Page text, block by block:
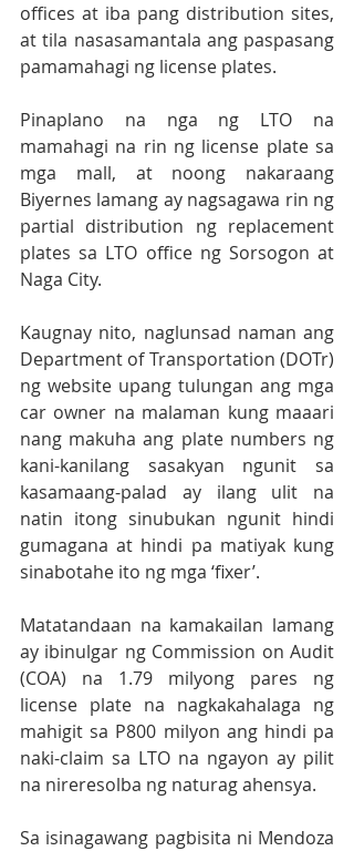
offices at iba pang distribution sites,
at tila nasasamantala ang paspasang
pamamahagi ng license plates.
Pinaplano na nga ng LTO na
mamahagi na rin ng license plate sa
mga mall, at noong nakaraang
Biyernes lamang ay nagsagawa rin ng
partial distribution ng replacement
plates sa LTO office ng Sorsogon at
Naga City.
Kaugnay nito, naglunsad naman ang
Department of Transportation (DOTr)
ng website upang tulungan ang mga
car owner na malaman kung maaari
nang makuha ang plate numbers ng
kani-kanilang sasakyan ngunit sa
kasamaang-palad ay ilang ulit na
natin itong sinubukan ngunit hindi
gumagana at hindi pa matiyak kung
sinabotahe ito ng mga ‘fixer’.
Matatandaan na kamakailan lamang
ay ibinulgar ng Commission on Audit
(COA) na 1.79 milyong pares ng
license plate na nagkakahalaga ng
mahigit sa P800 milyon ang hindi pa
naki-claim sa LTO na ngayon ay pilit
na nireresolba ng naturag ahensya.
Sa isinagawang pagbisita ni Mendoza